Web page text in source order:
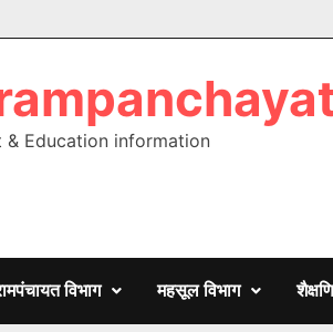
& Education information
विभाग महसूल विभाग